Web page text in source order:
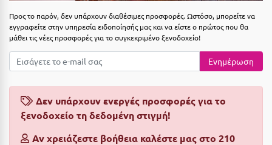
Αμφίκλεια
Ανάβυσσος
Άνδρος
Αντίπαρος
Αράχωβα
Αργολίδα
Ένα Γεύμα
Δύο Γεύματα + Ποτά
ΤΎΠΟΣ ΚΑΤΑΛΎΜΑΤΟΣ
Ξενοδοχεία 2 Αστέρων
Ξενοδοχεία 3 Αστέρων
Προς το παρόν, δεν υπάρχουν διαθέσιμες προσφορές. Ωστόσο, μπορείτε να
εγγραφείτε στην υπηρεσία ειδοποίησής μας και να είστε ο πρώτος που θα
μάθει τις νέες προσφορές για το συγκεκριμένο ξενοδοχείο!
Ενημέρωση
Δεν υπάρχουν ενεργές προσφορές για το
ξενοδοχείο τη δεδομένη στιγμή!
Αν χρειάζεστε βοήθεια καλέστε μας στο 210